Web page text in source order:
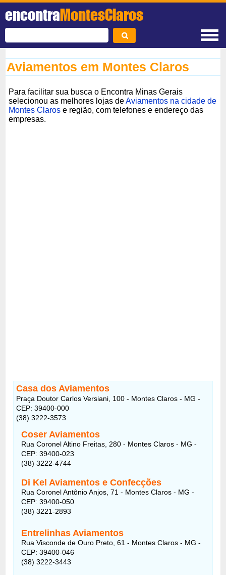
encontraMontesClaros
Aviamentos em Montes Claros
Para facilitar sua busca o Encontra Minas Gerais
selecionou as melhores lojas deAviamentos na cidade de
Montes Claros e região, com telefones e endereço das
empresas.
Casa dos Aviamentos
Praça Doutor Carlos Versiani, 100 - Montes Claros - MG -
CEP: 39400-000
(38) 3222-3573
Coser Aviamentos
Rua Coronel Altino Freitas, 280 - Montes Claros - MG -
CEP: 39400-023
(38) 3222-4744
Di Kel Aviamentos e Confecções
Rua Coronel Antônio Anjos, 71 - Montes Claros - MG -
CEP: 39400-050
(38) 3221-2893
Entrelinhas Aviamentos
Rua Visconde de Ouro Preto, 61 - Montes Claros - MG -
CEP: 39400-046
(38) 3222-3443